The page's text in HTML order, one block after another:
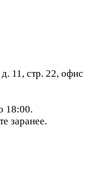
11, стр. 22, офис
18:00.
заранее.